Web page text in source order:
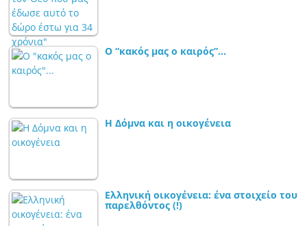
Ο “κακός μας ο καιρός”…
Η Δόμνα και η οικογένεια
Ελληνική οικογένεια: ένα στοιχείο του
παρελθόντος (!)